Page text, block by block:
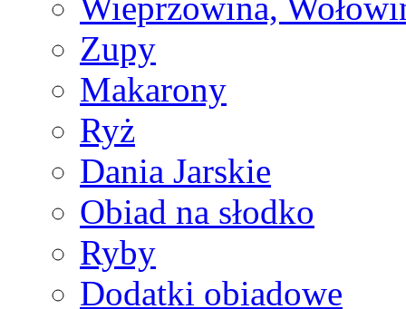
Zupy
Makarony
Ryż
Dania Jarskie
Obiad na słodko
Ryby
Dodatki obiadowe